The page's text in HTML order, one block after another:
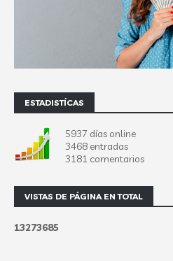
ESTADISTÍCAS
5937 días online
3468 entradas
3181 comentarios
VISTAS DE PÁGINA EN TOTAL
13273685